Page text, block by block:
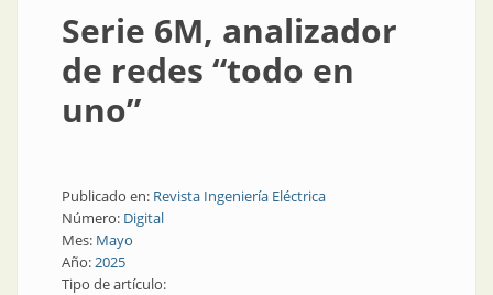
Serie 6M, analizador
de redes “todo en
uno”
Publicado en: Revista Ingeniería Eléctrica
Número: Digital
Mes: Mayo
Año:2025
Tipo de artículo: